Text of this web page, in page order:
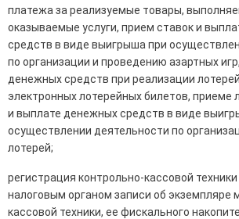
платежа за реализуемые товары,
оказываемые услуги, прием ставок и
средств в виде выигрыша при
по организации и проведению азартных
денежных средств при реализации
электронных лотерейных билетов, приеме
и выплате денежных средств в виде
осуществлении деятельности по
лотерей;
регистрация контрольно-кассовой
налоговым органом записи об экземпляре
кассовой техники, ее фискального